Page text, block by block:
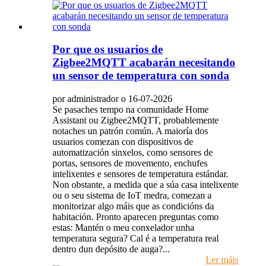
Por que os usuarios de
Zigbee2MQTT acabarán necesitando
un sensor de temperatura con sonda
por administrador o 16-07-2026
Se pasaches tempo na comunidade Home
Assistant ou Zigbee2MQTT, probablemente
notaches un patrón común. A maioría dos
usuarios comezan con dispositivos de
automatización sinxelos, como sensores de
portas, sensores de movemento, enchufes
intelixentes e sensores de temperatura estándar.
Non obstante, a medida que a súa casa intelixente
ou o seu sistema de IoT medra, comezan a
monitorizar algo máis que as condicións da
habitación. Pronto aparecen preguntas como
estas: Mantén o meu conxelador unha
temperatura segura? Cal é a temperatura real
dentro dun depósito de auga?...
Ler máis